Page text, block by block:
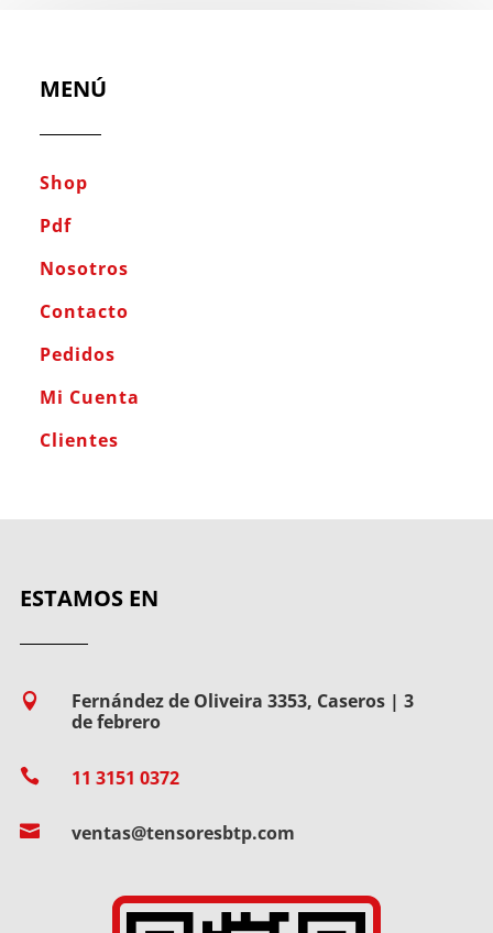
MENÚ
Shop
Pdf
Nosotros
Contacto
Pedidos
Mi Cuenta
Clientes
ESTAMOS EN

Fernández de Oliveira 3353, Caseros | 3
de febrero
 11 3151 0372
 ventas@tensoresbtp.com